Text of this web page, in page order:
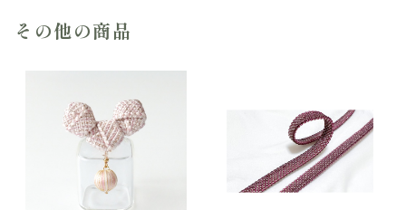
その他の商品